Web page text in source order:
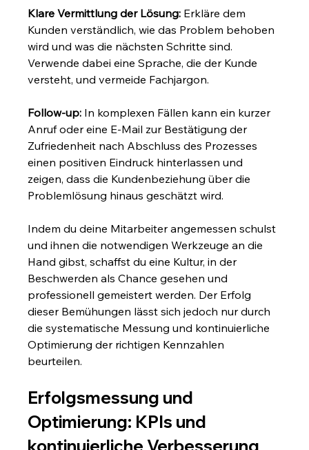
Klare Vermittlung der Lösung: Erkläre dem
Kunden verständlich, wie das Problem behoben
wird und was die nächsten Schritte sind.
Verwende dabei eine Sprache, die der Kunde
versteht, und vermeide Fachjargon.
Follow-up: In komplexen Fällen kann ein kurzer
Anruf oder eine E-Mail zur Bestätigung der
Zufriedenheit nach Abschluss des Prozesses
einen positiven Eindruck hinterlassen und
zeigen, dass die Kundenbeziehung über die
Problemlösung hinaus geschätzt wird.
Indem du deine Mitarbeiter angemessen schulst
und ihnen die notwendigen Werkzeuge an die
Hand gibst, schaffst du eine Kultur, in der
Beschwerden als Chance gesehen und
professionell gemeistert werden. Der Erfolg
dieser Bemühungen lässt sich jedoch nur durch
die systematische Messung und kontinuierliche
Optimierung der richtigen Kennzahlen
beurteilen.
Erfolgsmessung und
Optimierung: KPIs und
kontinuierliche Verbesserung